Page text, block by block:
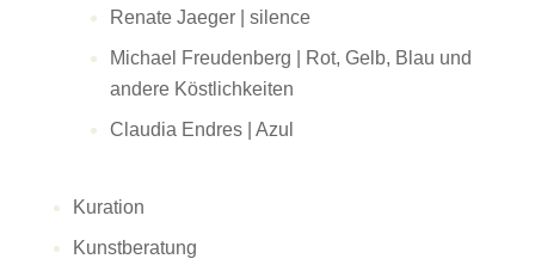
Renate Jaeger | silence
Michael Freudenberg | Rot, Gelb, Blau und
andere Köstlichkeiten
Claudia Endres | Azul
Kuration
Kunstberatung